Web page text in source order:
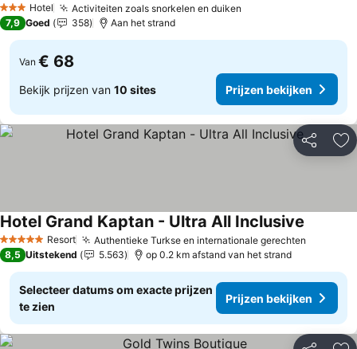
3 SterrenHotel Activiteiten zoals snorkelen en duiken
7,9 Goed 358 Aan het strand
Van € 68
Bekijk prijzen van 10 sites Prijzen bekijken
Delen
5 Sterren Resort Authentieke Turkse en internationale gerechten
Hotel Grand Kaptan - Ultra All Inclusive
8,5 Uitstekend 5.563 op 0.2 km afstand van het strand
Selecteer datums om exacte prijzen
te zien
Prijzen bekijken